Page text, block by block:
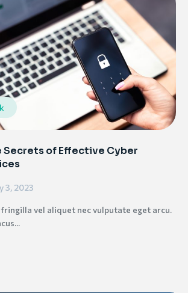
Secrets of Effective Cyber
3, 2023
vel aliquet nec vulputate eget arcu.